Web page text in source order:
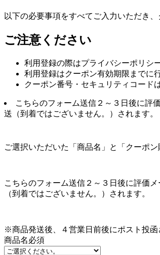
以下の必要事項をすべてご入力いただき
ご注意ください
利用登録の際はプライバシーポリシ
利用登録はクーポン有効期限までに
クーポン番号・セキュリティコード
こちらのフォーム送信２～３日後に評
送（到着ではございません。）されます。
ご選択いただいた「商品名」と「クーポ
こちらのフォーム送信２～３日後に評価
（到着ではございません。）されます。
※商品発送後、４営業日前後にポスト投函
商品名必須